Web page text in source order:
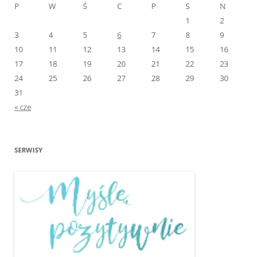
P
W Ś C P S
N
1
2
3
4 5 6 7 8
9
10
11 12 13 14 15
16
17
18 19 20 21 22
23
24
25 26 27 28 29
30
31
« cze
SERWISY